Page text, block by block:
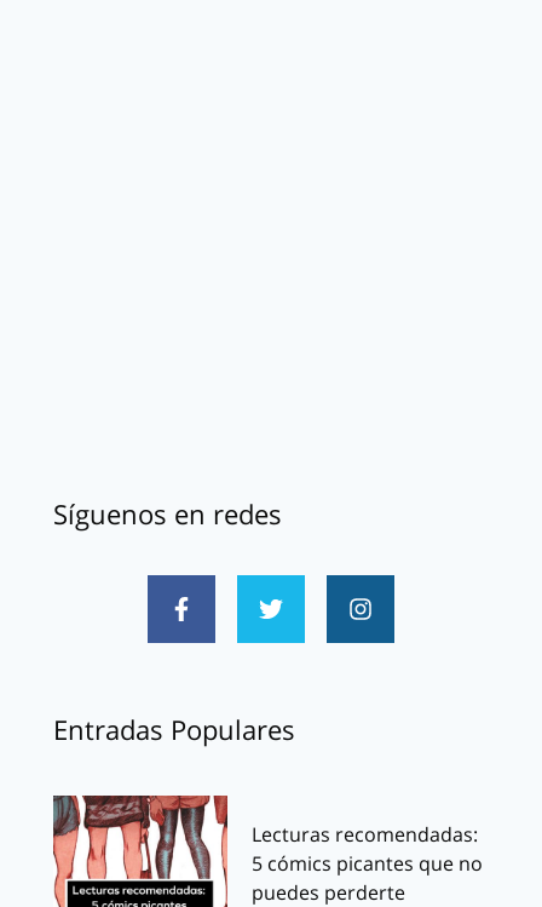
Síguenos en redes
Entradas Populares
Lecturas recomendadas:
5 cómics picantes que no
puedes perderte